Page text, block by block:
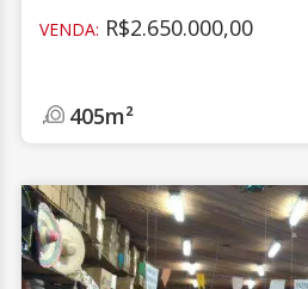
VENDA: R$2.650.000,00
405m²